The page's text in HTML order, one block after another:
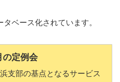
ベース化されています。
の定例会
支部の基点となるサービス